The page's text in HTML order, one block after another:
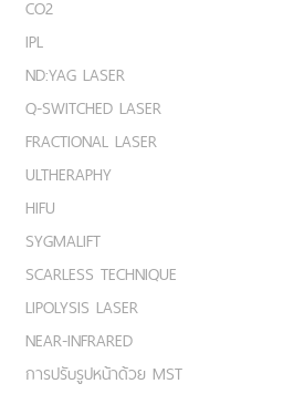
CO2
IPL
ND:YAG LASER
Q-SWITCHED LASER
FRACTIONAL LASER
ULTHERAPHY
HIFU
SYGMALIFT
SCARLESS TECHNIQUE
LIPOLYSIS LASER
NEAR-INFRARED
การปรับรูปหน้าด้วย MST